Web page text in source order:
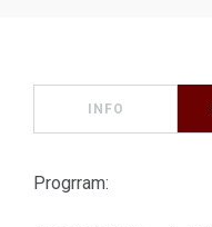
INFO
Progrram: